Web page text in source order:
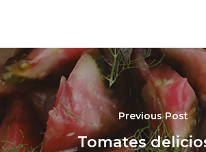
Previous Post
Tomates